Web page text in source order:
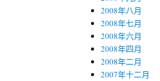
2008年八月
2008年七月
2008年六月
2008年四月
2008年二月
2007年十二月